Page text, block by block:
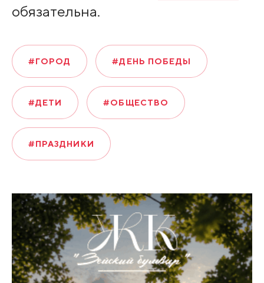
обязательна.
#ГОРОД #ДЕНЬ ПОБЕДЫ
#ДЕТИ #ОБЩЕСТВО
#ПРАЗДНИКИ